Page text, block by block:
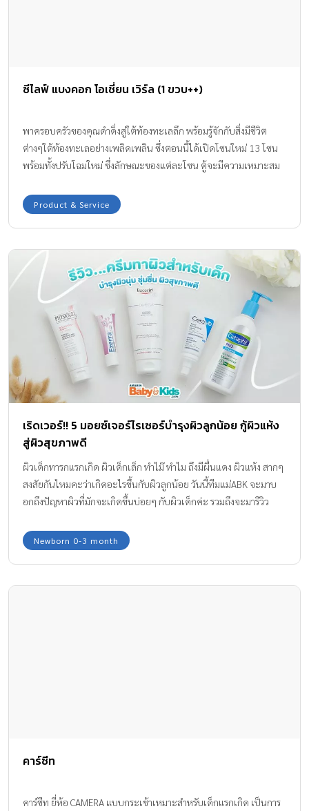
ซีไลฟ์ แบงคอก โอเชี่ยน เวิร์ล (1 ขวบ++)
พาครอบครัวของคุณดำดิ่งสู่ใต้ท้องทะเลลึก พร้อมรู้จักกับสิ่งมีชีวิต
ต่างๆใต้ท้องทะเลอย่างเพลิดเพลิน ซึ่งตอนนี้ได้เปิดโซนใหม่ 13 โซน
พร้อมทั้งปรับโฉมใหม่ ซึ่งลักษณะของแต่ละโซน ตู้จะมีความเหมาะสม
ทะเล ที่ให้เด็กได้ดูถึงการปรับตัวของสิ่งมีชีวิตใต้ทะเลที่น่ามหัศจรรย์
ภารกิจใกล้ชิดฉลาด เป็นกระจกใสให้เด็กยืนอยู่เหนือน้ำ ดูฉลาดที่อยู่
มหัศจรรย์โลกน้ำแข็ง เด็กๆจะได้ใกล้ชิดและรู้จักการใช้ชีวิตของเจ้า
เพนกวิน เป็นต้น
Product & Service
เริดเวอร์!! 5 มอยซ์เจอร์ไรเซอร์บํารุงผิวลูกน้อย กู้ผิวแห้ง
สู่ผิวสุขภาพดี
ผิวเด็กทารกแรกเกิด ผิวเด็กเล็ก ทำไม๊ ทำไม ถึงมีผื่นแดง ผิวแห้ง สากๆ
สงสัยกันไหมคะว่าเกิดอะไรขึ้นกับผิวลูกน้อย วันนี้ทีมแม่ABK จะมาบ
อกถึงปัญหาผิวที่มักจะเกิดขึ้นบ่อยๆ กับผิวเด็กค่ะ รวมถึงจะมารีวิว
5 ตัวนี้เด็ด!! ช่วยกู้ผิวพังๆ ให้กลับมามีผิวสุขภาพดีทุกวันค่ะ
Newborn 0-3 month
คาร์ซีท
คาร์ซีท ยี่ห้อ CAMERA แบบกระเช้าเหมาะสำหรับเด็กแรกเกิด เป็นการ